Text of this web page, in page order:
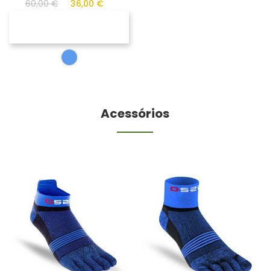
60,00 € 36,00 €
Acessórios